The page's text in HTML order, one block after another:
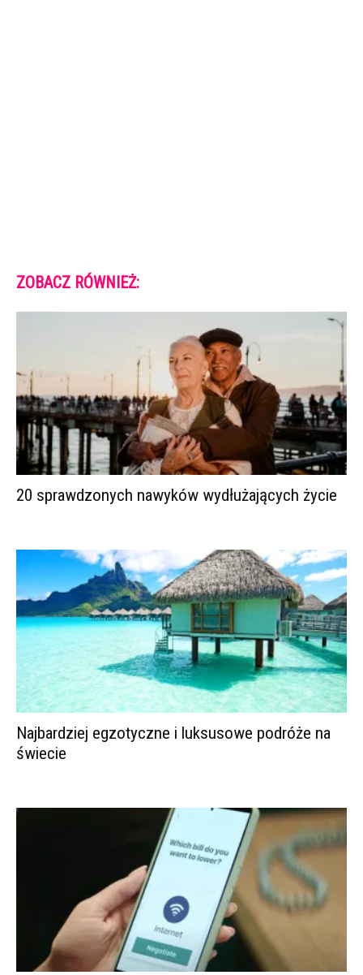
ZOBACZ RÓWNIEŻ:
20 sprawdzonych nawyków wydłużających życie
Najbardziej egzotyczne i luksusowe podróże na
świecie